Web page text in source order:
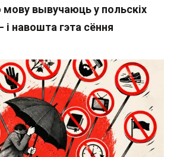
вывучаюць у польскіх
і навошта гэта сёння